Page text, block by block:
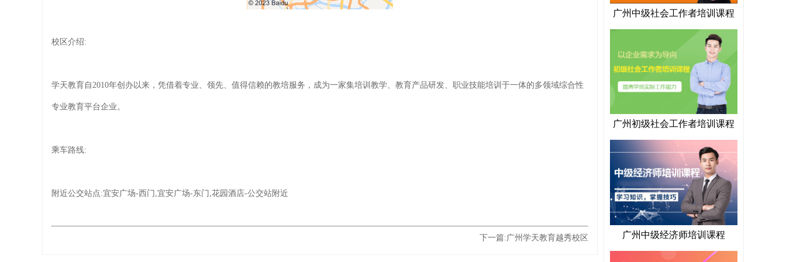
校区介绍:
学天教育自2010年创办以来，凭借着专业、领先、值得信赖的教培服务，成为一家集培训教学、教育产品研发、职业技能培训于一体的多领域综合性
专业教育平台企业。
乘车路线:
附近公交站点:宜安广场-西门,宜安广场-东门,花园酒店-公交站附近
下一篇:广州学天教育越秀校区
广州中级社会工作者培训课程
广州初级社会工作者培训课程
广州中级经济师培训课程